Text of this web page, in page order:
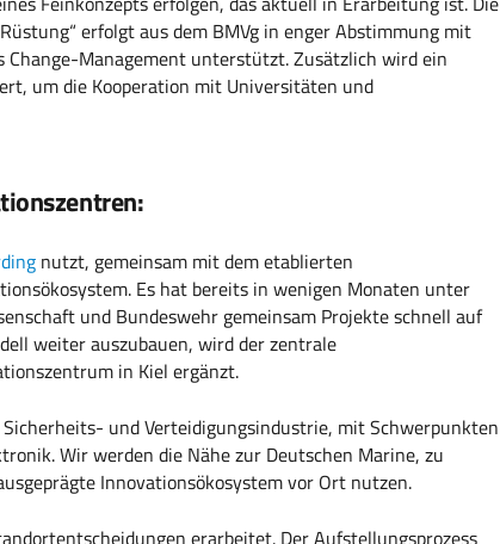
erfolgt aus dem BMVg in enger Abstimmung mit
Management unterstützt. Zusätzlich wird ein
um die Kooperation mit Universitäten und
nutzt, gemeinsam mit dem etablierten
Es hat bereits in wenigen Monaten unter
und Bundeswehr gemeinsam Projekte schnell auf
weiter auszubauen, wird der zentrale
in Kiel ergänzt.
und Verteidigungsindustrie, mit Schwerpunkten
Wir werden die Nähe zur Deutschen Marine, zu
Innovationsökosystem vor Ort nutzen.